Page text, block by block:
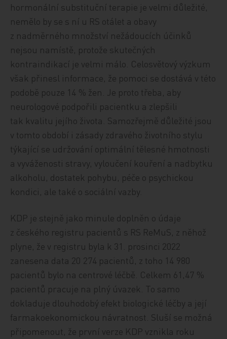
hormonální substituční terapie je velmi důležité,
nemělo by se s ní u RS otálet a obavy
z nadměrného množství nežádoucích účinků
nejsou namístě, protože skutečných
kontraindikací je velmi málo. Celosvětový výzkum
však přinesl informace, že pomoci se dostává v této
podobě pouze 14 % žen. Je proto třeba, aby
neurologové podpořili pacientku a zlepšili
tak kvalitu jejího života. Samozřejmě důležité jsou
v tomto období i zásady zdravého životního stylu
týkající se udržování optimální tělesné hmotnosti
a vyváženosti stravy, vyloučení kouření a nadbytku
alkoholu, dostatek pohybu, péče o psychickou
kondici, ale také o sociální vazby.
KDP je stejně jako minule doplněn o údaje
z českého registru pacientů s RS ReMuS, z něhož
plyne, že v registru byla k 31. prosinci 2022
zanesena data 20 274 pacientů, z toho 14 980
pacientů bylo na centrové léčbě. Celkem 61,47 %
pacientů pracuje na plný úvazek. To samo
dokladuje dlouhodobý efekt biologické léčby a její
farmakoekonomickou návratnost. Sluší se možná
připomenout, že první verze KDP vznikla roku